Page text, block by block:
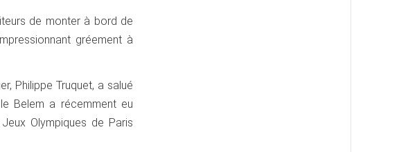
de monter à bord de
gréement à
Philippe Truquet, a salué
Belem a récemment eu
Olympiques de Paris